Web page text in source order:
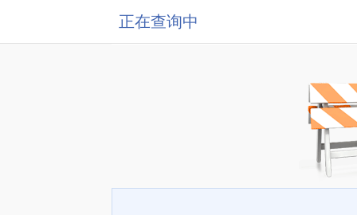
正在查询中